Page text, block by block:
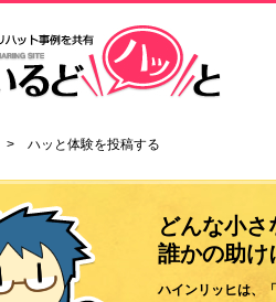
> ハッと体験を投稿する
どんな小さ
誰かの助け
ハインリッヒは、